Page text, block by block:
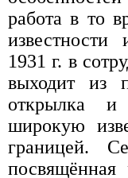
работа в то
1931 г. в
выходит из
открылка и
широкую
границей.
посвящённая